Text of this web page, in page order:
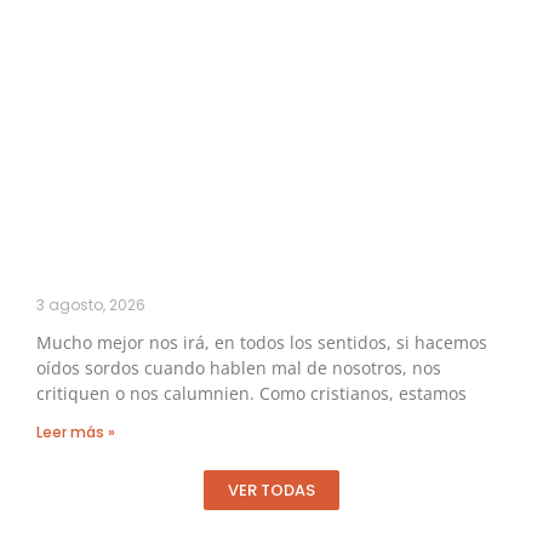
3 agosto, 2026
Mucho mejor nos irá, en todos los sentidos, si hacemos
oídos sordos cuando hablen mal de nosotros, nos
critiquen o nos calumnien. Como cristianos, estamos
Leer más »
VER TODAS